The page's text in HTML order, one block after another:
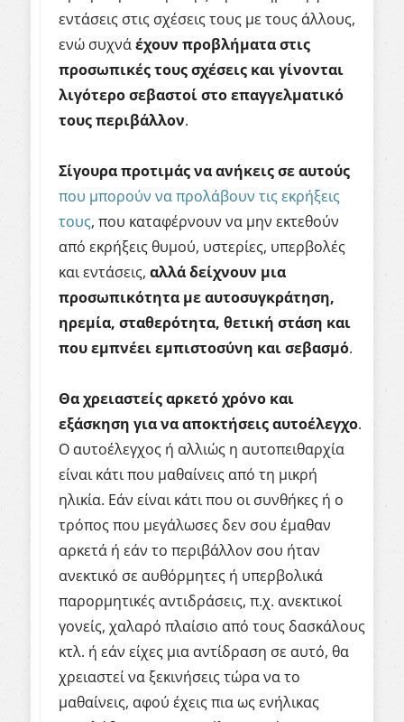
εντάσεις στις σχέσεις τους με τους άλλους,
ενώ συχνάέχουν προβλήματα στις
προσωπικές τους σχέσεις και γίνονται
λιγότερο σεβαστοί στο επαγγελματικό
τους περιβάλλον.
Σίγουρα προτιμάς να ανήκεις σε αυτούς
που μπορούν να προλάβουν τις εκρήξεις
τους, που καταφέρνουν να μην εκτεθούν
από εκρήξεις θυμού, υστερίες, υπερβολές
και εντάσεις, αλλά δείχνουν μια
προσωπικότητα με αυτοσυγκράτηση,
ηρεμία, σταθερότητα, θετική στάση και
που εμπνέει εμπιστοσύνη και σεβασμό.
Θα χρειαστείς αρκετό χρόνο και
εξάσκηση για να αποκτήσεις αυτοέλεγχο.
Ο αυτοέλεγχος ή αλλιώς η αυτοπειθαρχία
είναι κάτι που μαθαίνεις από τη μικρή
ηλικία. Εάν είναι κάτι που οι συνθήκες ή ο
τρόπος που μεγάλωσες δεν σου έμαθαν
αρκετά ή εάν το περιβάλλον σου ήταν
ανεκτικό σε αυθόρμητες ή υπερβολικά
παρορμητικές αντιδράσεις, π.χ. ανεκτικοί
γονείς, χαλαρό πλαίσιο από τους δασκάλους
κτλ. ή εάν είχες μια αντίδραση σε αυτό, θα
χρειαστεί να ξεκινήσεις τώρα να το
μαθαίνεις, αφού έχεις πια ως ενήλικας